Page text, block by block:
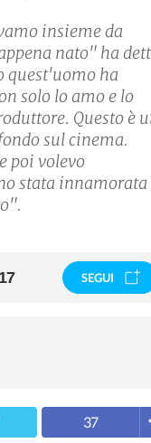
insieme da
nato" ha
quest'uomo ha
solo lo amo e lo
Questo è
sul cinema.
poi volevo
stata
SEGUI
37